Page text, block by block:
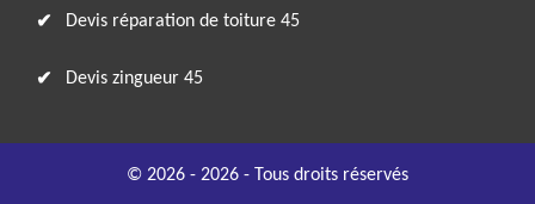
Devis réparation de toiture 45
Devis zingueur 45
© 2026 - 2026 - Tous droits réservés